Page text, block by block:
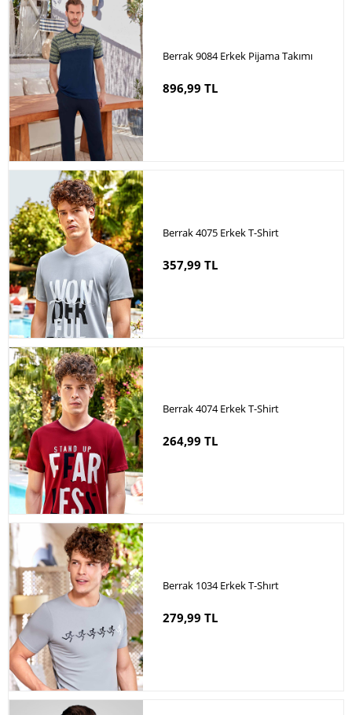
Berrak 9084 Erkek Pijama Takımı
896,99 TL
Berrak 4075 Erkek T-Shirt
357,99 TL
Berrak 4074 Erkek T-Shirt
264,99 TL
Berrak 1034 Erkek T-Shırt
279,99 TL